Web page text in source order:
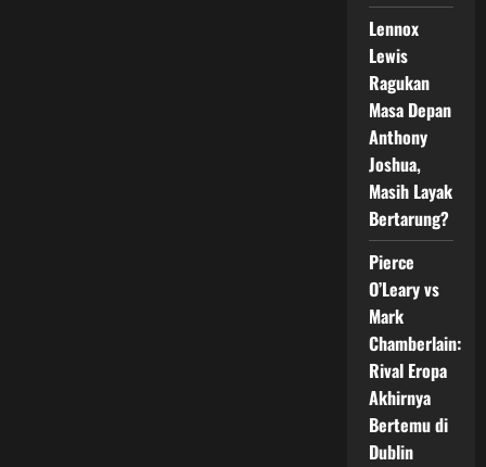
Lennox
Lewis
Ragukan
Masa Depan
Anthony
Joshua,
Masih Layak
Bertarung?
Pierce
O’Leary vs
Mark
Chamberlain:
Rival Eropa
Akhirnya
Bertemu di
Dublin